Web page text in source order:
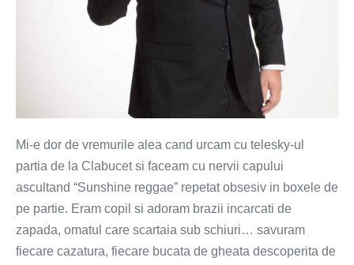
Mi-e dor de vremurile alea cand urcam cu telesky-ul
partia de la Clabucet si faceam cu nervii capului
ascultand “Sunshine reggae” repetat obsesiv in boxele de
pe partie. Eram copil si adoram brazii incarcati de
zapada, omatul care scartaia sub schiuri… savuram
fiecare cazatura, fiecare bucata de gheata descoperita de